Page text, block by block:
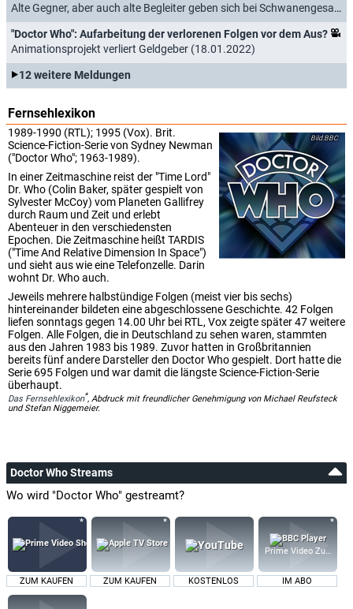
Alte Gegner, aber auch alte Begleiter geben sich bei Schwanengesang die Ehre (18.04.2022)
"Doctor Who": Aufarbeitung der verlorenen Folgen vor dem Aus?
Animationsprojekt verliert Geldgeber (18.01.2022)
12 weitere Meldungen
Fernsehlexikon
BBC
1989-1990 (RTL); 1995 (Vox). Brit.
Science-Fiction-Serie von Sydney Newman
("Doctor Who"; 1963-1989).
In einer Zeitmaschine reist der "Time Lord"
Dr. Who (Colin Baker, später gespielt von
Sylvester McCoy) vom Planeten Gallifrey
durch Raum und Zeit und erlebt
Abenteuer in den verschiedensten
Epochen. Die Zeitmaschine heißt TARDIS
("Time And Relative Dimension In Space")
und sieht aus wie eine Telefonzelle. Darin
wohnt Dr. Who auch.
Jeweils mehrere halbstündige Folgen (meist vier bis sechs)
hintereinander bildeten eine abgeschlossene Geschichte. 42 Folgen
liefen sonntags gegen 14.00 Uhr bei RTL, Vox zeigte später 47 weitere
Folgen. Alle Folgen, die in Deutschland zu sehen waren, stammten
aus den Jahren 1983 bis 1989. Zuvor hatten in Großbritannien
bereits fünf andere Darsteller den Doctor Who gespielt. Dort hatte die
Serie 695 Folgen und war damit die längste Science-Fiction-Serie
überhaupt.
Das Fernsehlexikon*, Abdruck mit freundlicher Genehmigung von Michael Reufsteck
und Stefan Niggemeier.
Doctor Who Streams
Wo wird "Doctor Who" gestreamt?
ZUM KAUFEN ZUM KAUFEN KOSTENLOS
Prime Video Zusatz-
IM ABO